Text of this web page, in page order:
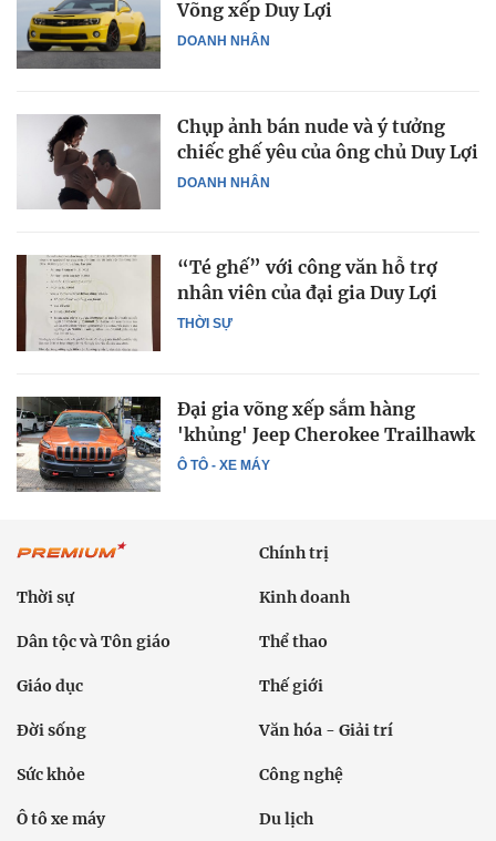
DOANH NHÂN
Võng xếp Duy Lợi
DOANH NHÂN
Chụp ảnh bán nude và ý tưởng
chiếc ghế yêu của ông chủ Duy Lợi
THỜI SỰ
“Té ghế” với công văn hỗ trợ
nhân viên của đại gia Duy Lợi
Ô TÔ - XE MÁY
Đại gia võng xếp sắm hàng
'khủng' Jeep Cherokee Trailhawk
Chính trị
Thời sự Kinh doanh
Dân tộc và Tôn giáo Thể thao
Giáo dục Thế giới
Đời sống Văn hóa - Giải trí
Sức khỏe Công nghệ
Ô tô xe máy Du lịch